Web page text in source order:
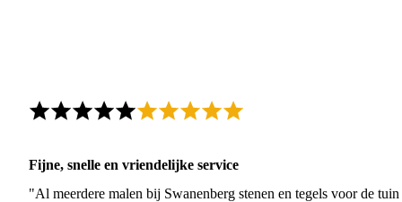
Fijne, snelle en vriendelijke service
"Al meerdere malen bij Swanenberg stenen en tegels voor de